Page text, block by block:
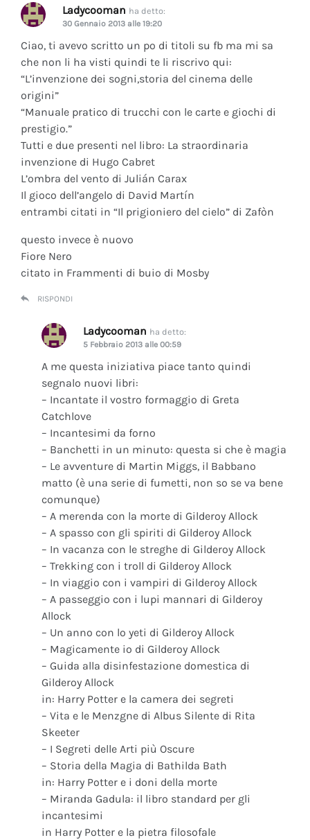
Ladycooman ha detto:
30 Gennaio 2013 alle 19:20
Ciao, ti avevo scritto un po di titoli su fb ma mi sa
che non li ha visti quindi te li riscrivo qui:
“L’invenzione dei sogni,storia del cinema delle
origini”
“Manuale pratico di trucchi con le carte e giochi di
prestigio.”
Tutti e due presenti nel libro: La straordinaria
invenzione di Hugo Cabret
L’ombra del vento di Julián Carax
Il gioco dell’angelo di David Martín
entrambi citati in “Il prigioniero del cielo” di Zafòn
questo invece è nuovo
Fiore Nero
citato in Frammenti di buio di Mosby
RISPONDI
Ladycooman ha detto:
5 Febbraio 2013 alle 00:59
A me questa iniziativa piace tanto quindi
segnalo nuovi libri:
– Incantate il vostro formaggio di Greta
Catchlove
– Incantesimi da forno
– Banchetti in un minuto: questa si che è magia
– Le avventure di Martin Miggs, il Babbano
matto (è una serie di fumetti, non so se va bene
comunque)
– A merenda con la morte di Gilderoy Allock
– A spasso con gli spiriti di Gilderoy Allock
– In vacanza con le streghe di Gilderoy Allock
– Trekking con i troll di Gilderoy Allock
– In viaggio con i vampiri di Gilderoy Allock
– A passeggio con i lupi mannari di Gilderoy
Allock
– Un anno con lo yeti di Gilderoy Allock
– Magicamente io di Gilderoy Allock
– Guida alla disinfestazione domestica di
Gilderoy Allock
in: Harry Potter e la camera dei segreti
– Vita e le Menzgne di Albus Silente di Rita
Skeeter
– I Segreti delle Arti più Oscure
– Storia della Magia di Bathilda Bath
in: Harry Potter e i doni della morte
– Miranda Gadula: il libro standard per gli
incantesimi
in Harry Potter e la pietra filosofale